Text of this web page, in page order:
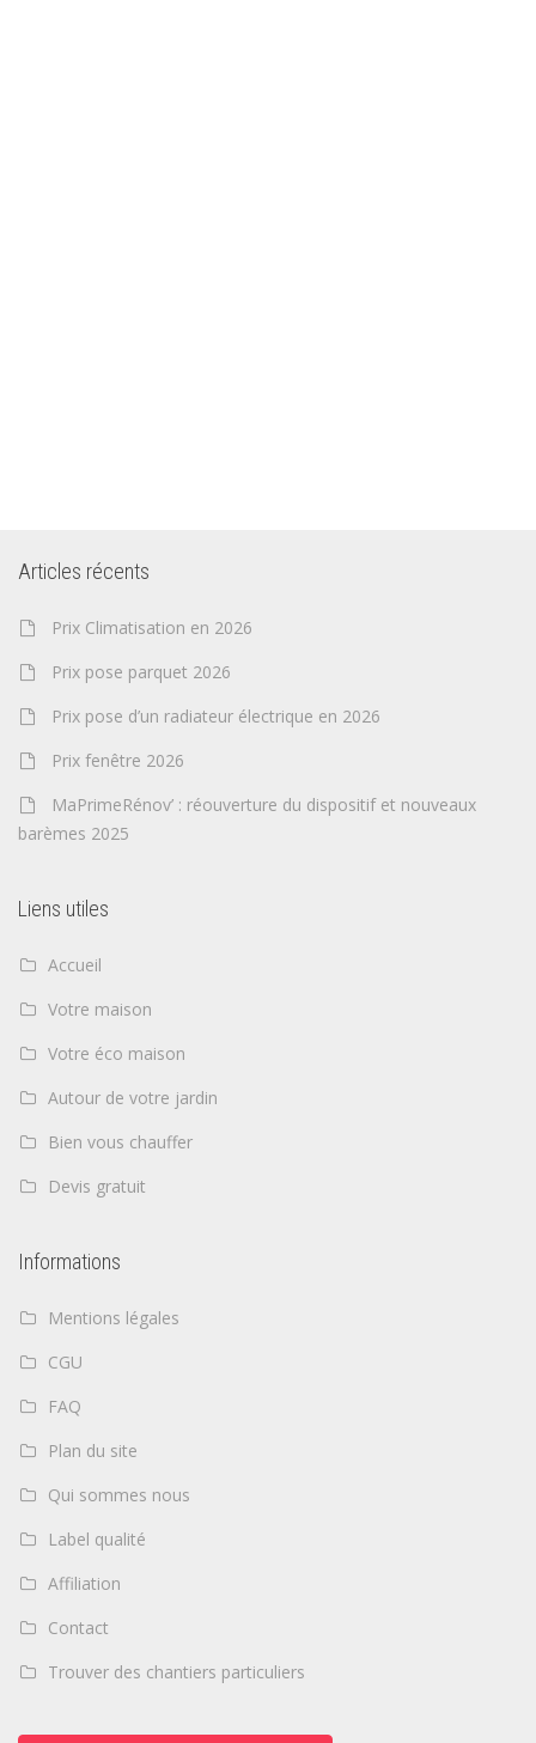
Articles récents
Prix Climatisation en 2026
Prix pose parquet 2026
Prix pose d’un radiateur électrique en 2026
Prix fenêtre 2026
MaPrimeRénov’ : réouverture du dispositif et nouveaux
barèmes 2025
Liens utiles
Accueil
Votre maison
Votre éco maison
Autour de votre jardin
Bien vous chauffer
Devis gratuit
Informations
Mentions légales
CGU
FAQ
Plan du site
Qui sommes nous
Label qualité
Affiliation
Contact
Trouver des chantiers particuliers